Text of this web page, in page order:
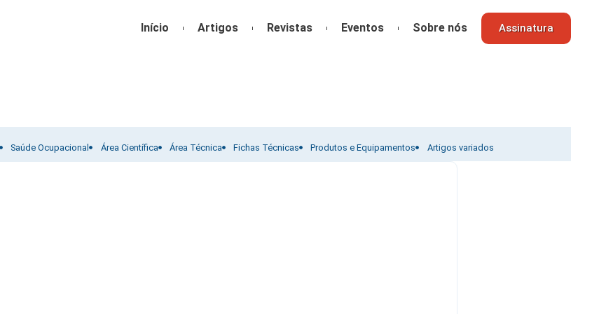
Início Artigos Revistas Eventos Sobre nós Assinatura
Saúde Ocupacional Área Científica Área Técnica Fichas Técnicas Produtos e Equipamentos Artigos variados